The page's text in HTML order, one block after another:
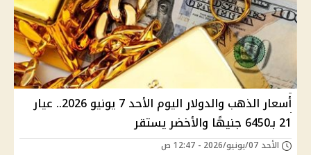
أسعار الذهب والدولار اليوم الأحد 7 يونيو 2026.. عيار
21 بـ6450 جنيهًا والأخضر يستقر
الأحد 07/يونيو/2026 - 12:47 ص